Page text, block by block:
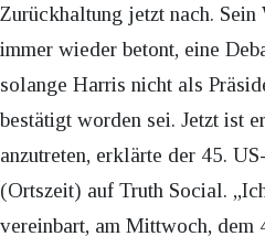
Zurückhaltung jetzt nach. Sein
immer wieder betont, eine
solange Harris nicht als
bestätigt worden sei. Jetzt ist
anzutreten, erklärte der 45.
(Ortszeit) auf Truth Social.
vereinbart, am Mittwoch, dem